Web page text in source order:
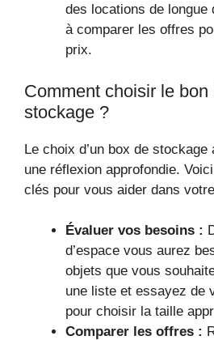
des locations de longue
à comparer les offres
prix.
Comment choisir le bon
stockage ?
Le choix d’un box de
une réflexion approfondie.
clés pour vous aider dans
Évaluer vos besoins :
d’espace vous aurez
objets que vous
une liste et essayez de
pour choisir la taille
Comparer les offres :